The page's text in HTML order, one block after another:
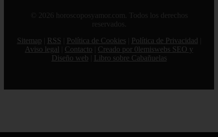
© 2026 horoscoposyamor.com. Todos los derechos
reservados.
Sitemap
RSS Política de Cookies Política de Privacidad
Aviso legal
Contacto
Creado por 0lemiswebs SEO y
Diseño web
Libro sobre Cabañuelas